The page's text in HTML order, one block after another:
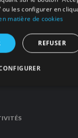
les configurer en
matière de cookies
REFUSER